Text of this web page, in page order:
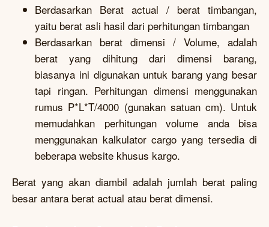
Berdasarkan Berat actual / berat timbangan,
yaitu berat asli hasil dari perhitungan timbangan
Berdasarkan berat dimensi / Volume, adalah
berat yang dihitung dari dimensi barang,
biasanya ini digunakan untuk barang yang besar
tapi ringan. Perhitungan dimensi menggunakan
rumus P*L*T/4000 (gunakan satuan cm). Untuk
memudahkan perhitungan volume anda bisa
menggunakan kalkulator cargo yang tersedia di
beberapa website khusus kargo.
Berat yang akan diambil adalah jumlah berat paling
besar antara berat actual atau berat dimensi.